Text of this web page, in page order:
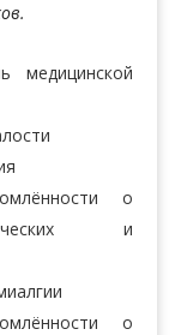
медицинской
о
и
о